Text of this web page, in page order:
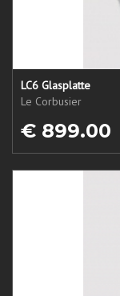
LC6 Glasplatte
Le Corbusier
€ 899.00